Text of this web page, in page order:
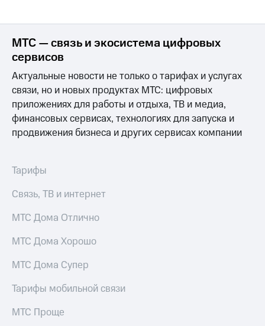
Новости
в
регионе
и акционерам
Корпоративное
управление
Корпоративный
секретарь
Документы
"МТС"
акционеров
кабинет
акционера
Акционерный
Контроль
и
МТС — связь и экосистема цифровых
сервисов
Актуальные новости не только о тарифах и услугах
связи, но и новых продуктах МТС: цифровых
приложениях для работы и отдыха, ТВ и медиа,
финансовых сервисах, технологиях для запуска и
продвижения бизнеса и других сервисах компании
Тарифы
Связь, ТВ и интернет
МТС Дома Отлично
МТС Дома Хорошо
МТС Дома Супер
Тарифы мобильной связи
МТС Проще